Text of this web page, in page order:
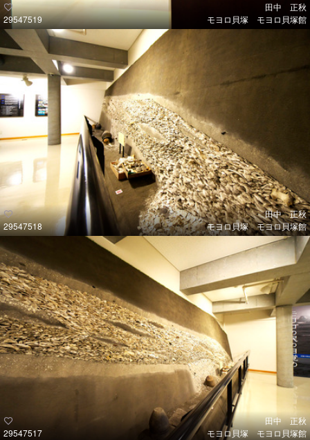
29547519
田中 正秋
モヨロ貝塚 モヨロ貝塚館
29547518
田中 正秋
モヨロ貝塚 モヨロ貝塚館
29547517
田中 正秋
モヨロ貝塚 モヨロ貝塚館